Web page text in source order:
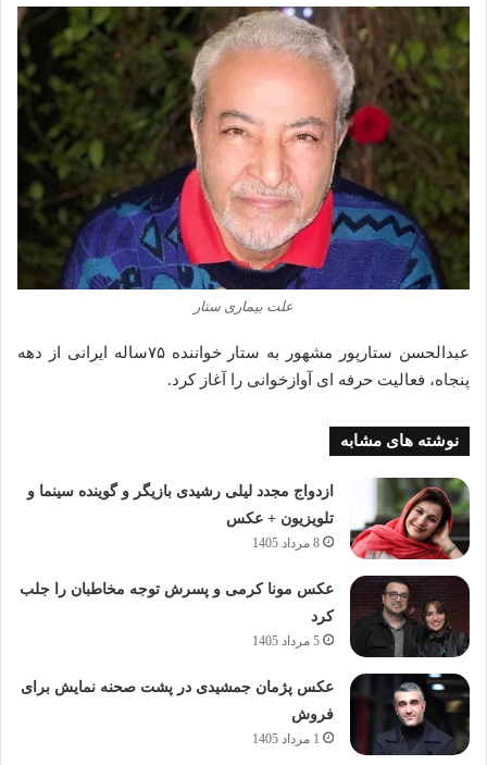
علت بیماری ستار
عبدالحسن ستارپور مشهور به ستار خواننده ۷۵ساله ایرانی از دهه
پنجاه، فعالیت حرفه ای آوازخوانی را آغاز کرد.
نوشته های مشابه
ازدواج مجدد لیلی رشیدی بازیگر و گوینده سینما و
تلویزیون + عکس
8 مرداد 1405
عکس مونا کرمی و پسرش توجه مخاطبان را جلب
کرد
5 مرداد 1405
عکس پژمان جمشیدی در پشت صحنه نمایش برای
فروش
1 مرداد 1405